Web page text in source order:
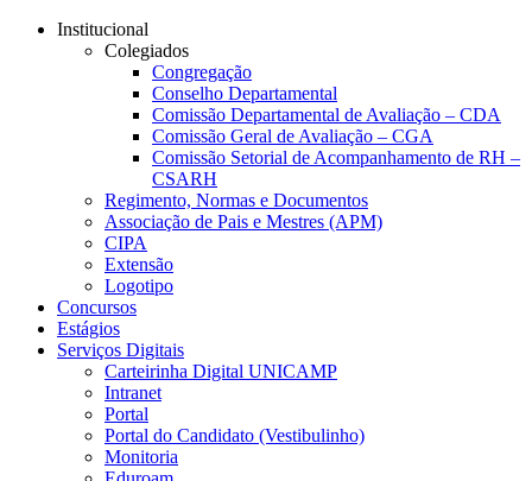
Conteúdo principal
Institucional
Colegiados
Congregação
Conselho Departamental
Comissão Departamental de Avaliação – CDA
Comissão Geral de Avaliação – CGA
Comissão Setorial de Acompanhamento de RH –
CSARH
Regimento, Normas e Documentos
Associação de Pais e Mestres (APM)
CIPA
Extensão
Logotipo
Concursos
Estágios
Serviços Digitais
Carteirinha Digital UNICAMP
Intranet
Portal
Portal do Candidato (Vestibulinho)
Monitoria